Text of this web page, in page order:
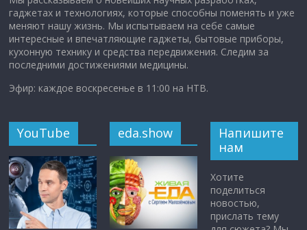
гаджетах и технологиях, которые способны поменять и уже
меняют нашу жизнь. Мы испытываем на себе самые
интересные и впечатляющие гаджеты, бытовые приборы,
кухонную технику и средства передвижения. Следим за
последними достижениями медицины.
Эфир: каждое воскресенье в 11:00 на НТВ.
YouTube eda.show
Напишите
нам
Хотите
поделиться
новостью,
прислать тему